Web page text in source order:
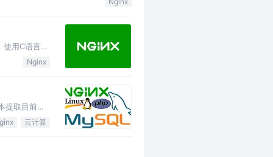
用C语言开
Nginx
提取目前的
云计算